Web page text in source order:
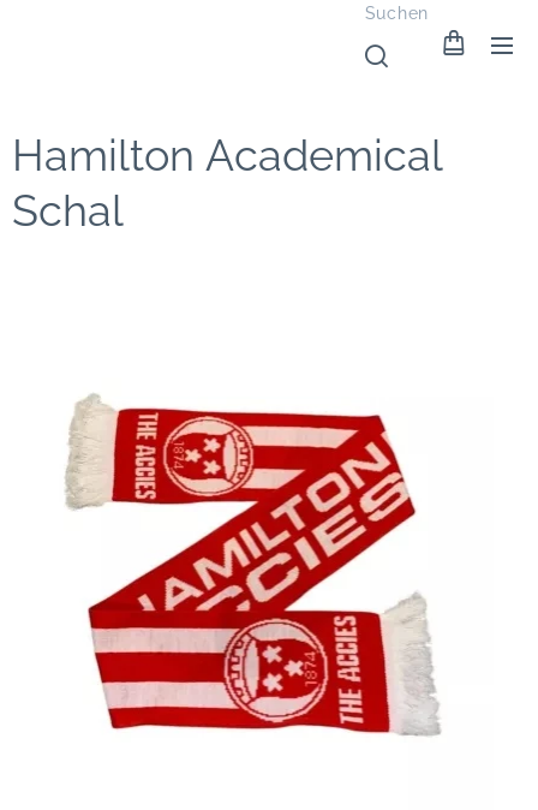
Suchen
Hamilton Academical
Schal